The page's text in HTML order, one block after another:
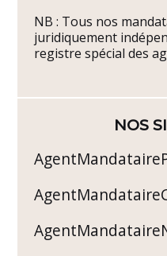
NB : Tous nos
juridiquement
registre spécial des
NOS